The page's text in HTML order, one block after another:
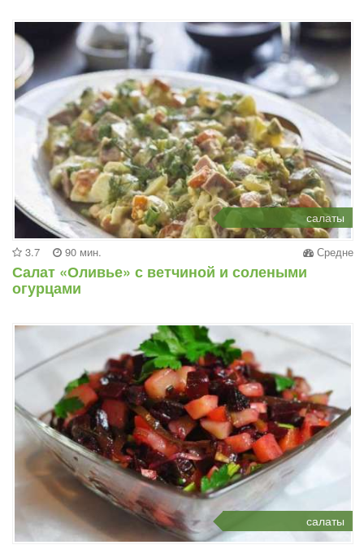
салаты
3.7 90 мин. Средне
Салат «Оливье» с ветчиной и солеными
огурцами
салаты